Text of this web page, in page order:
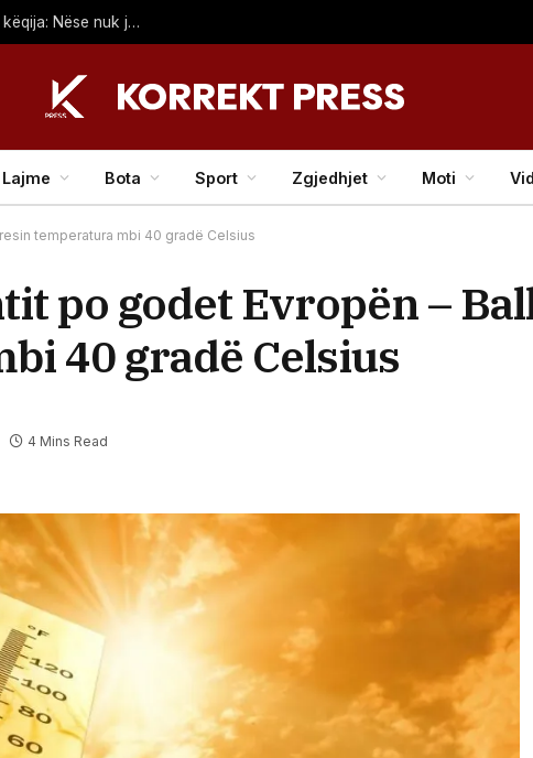
Dwayne Johnson mbron filmin “Moana” pas kritikave të këqija: Nëse nuk ju pëlqen, s’ka problem
Lajme Bota Sport Zgjedhjet Moti
temperatura mbi 40 gradë Celsius
po godet Evropën –
40 gradë Celsius
4 Mins Read